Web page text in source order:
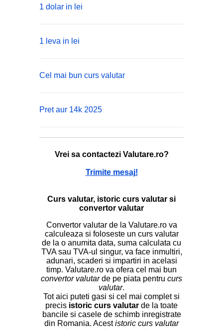
1 dolar in lei
1 leva in lei
Cel mai bun curs valutar
Pret aur 14k 2025
Vrei sa contactezi Valutare.ro?
Trimite mesaj!
Curs valutar, istoric curs valutar si
convertor valutar
Convertor valutar de la Valutare.ro va
calculeaza si foloseste un curs valutar
de la o anumita data, suma calculata cu
TVA sau TVA-ul singur, va face inmultiri,
adunari, scaderi si impartiri in acelasi
timp. Valutare.ro va ofera cel mai bun
convertor valutarde pe piata pentru curs
valutar.
Tot aici puteti gasi si cel mai complet si
precis istoric curs valutar de la toate
bancile si casele de schimb inregistrate
din Romania. Acestistoric curs valutar